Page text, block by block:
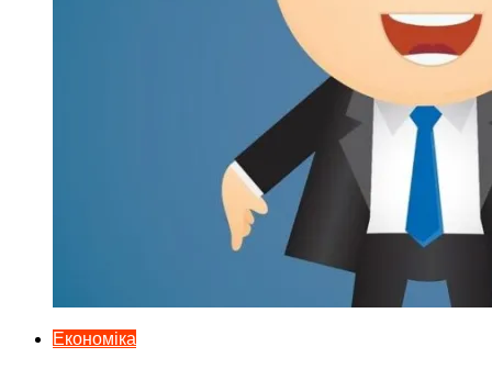
Економіка